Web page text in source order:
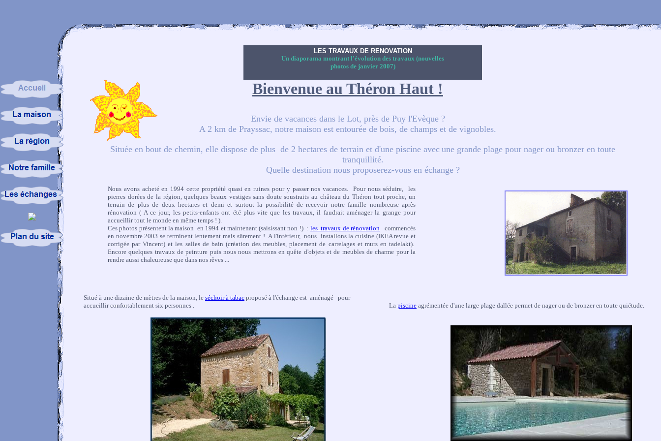
Pour un petit mot (si possible gentil !) à nous dire !
LES TRAVAUX DE RENOVATION
Un diaporama montrant l'évolution des travaux (nouvelles
photos de janvier 2007)
Bienvenue au Théron Haut !
Envie de vacances dans le Lot, près de Puy l'Evèque ?
A 2 km de Prayssac, notre maison est entourée de bois, de champs et de vignobles.
Située en bout de chemin, elle dispose de plus de 2 hectares de terrain et d'une piscine avec une grande plage pour nager ou bronzer en toute
tranquillité.
Quelle destination nous proposerez-vous en échange ?
Nous avons acheté en 1994 cette propriété quasi en ruines pour y passer nos vacances. Pour nous séduire, les
pierres dorées de la région, quelques beaux vestiges sans doute soustraits au château du Théron tout proche, un
terrain de plus de deux hectares et demi et surtout la possibilité de recevoir notre famille nombreuse après
rénovation ( A ce jour, les petits-enfants ont été plus vite que les travaux, il faudrait aménager la grange pour
accueillir tout le monde en même temps ! ).
Ces photos présentent la maison en 1994 et maintenant (saisissant non !) : les travaux de rénovation commencés
en novembre 2003 se terminent lentement mais sûrement ! A l'intérieur, nous installons la cuisine (IKEA revue et
corrigée par Vincent) et les salles de bain (création des meubles, placement de carrelages et murs en tadelakt).
Encore quelques travaux de peinture puis nous nous mettrons en quête d'objets et de meubles de charme pour la
rendre aussi chaleureuse que dans nos rêves ...
Situé à une dizaine de mètres de la maison, le séchoir à tabac proposé à l'échange est aménagé pour
accueillir confortablement six personnes .
La piscine agrémentée d'une large plage dallée permet de nager ou de bronzer en toute quiétude.